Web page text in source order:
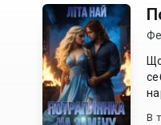
В